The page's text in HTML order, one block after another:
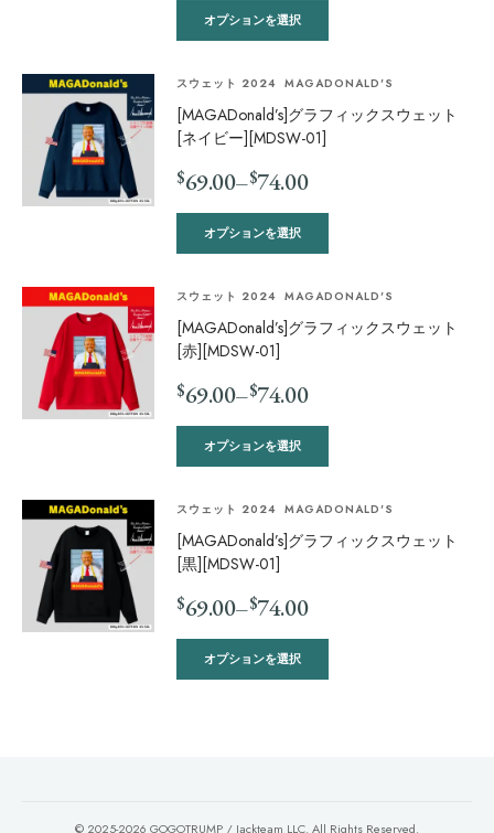
オプションを選択
スウェット 2024 MAGADONALD'S
[MAGADonald’s]グラフィックスウェット
[ネイビー][MDSW-01]
$69.00–$74.00
オプションを選択
スウェット 2024 MAGADONALD'S
[MAGADonald’s]グラフィックスウェット
[赤][MDSW-01]
$69.00–$74.00
オプションを選択
スウェット 2024 MAGADONALD'S
[MAGADonald’s]グラフィックスウェット
[黒][MDSW-01]
$69.00–$74.00
オプションを選択
© 2025-2026 GOGOTRUMP / Jackteam LLC. All Rights Reserved.